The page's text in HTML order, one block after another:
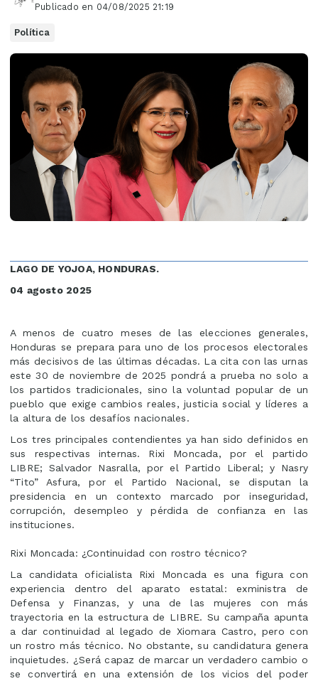
Publicado en 04/08/2025 21:19
Política
LAGO DE YOJOA, HONDURAS.
04 agosto 2025
A menos de cuatro meses de las elecciones generales,
Honduras se prepara para uno de los procesos electorales
más decisivos de las últimas décadas. La cita con las urnas
este 30 de noviembre de 2025 pondrá a prueba no solo a
los partidos tradicionales, sino la voluntad popular de un
pueblo que exige cambios reales, justicia social y líderes a
la altura de los desafíos nacionales.
Los tres principales contendientes ya han sido definidos en
sus respectivas internas. Rixi Moncada, por el partido
LIBRE; Salvador Nasralla, por el Partido Liberal; y Nasry
“Tito” Asfura, por el Partido Nacional, se disputan la
presidencia en un contexto marcado por inseguridad,
corrupción, desempleo y pérdida de confianza en las
instituciones.
Rixi Moncada: ¿Continuidad con rostro técnico?
La candidata oficialista Rixi Moncada es una figura con
experiencia dentro del aparato estatal: exministra de
Defensa y Finanzas, y una de las mujeres con más
trayectoria en la estructura de LIBRE. Su campaña apunta
a dar continuidad al legado de Xiomara Castro, pero con
un rostro más técnico. No obstante, su candidatura genera
inquietudes. ¿Será capaz de marcar un verdadero cambio o
se convertirá en una extensión de los vicios del poder